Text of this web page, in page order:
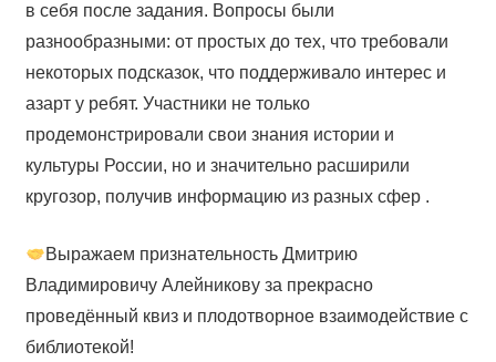
в себя после задания. Вопросы были
разнообразными: от простых до тех, что требовали
некоторых подсказок, что поддерживало интерес и
азарт у ребят. Участники не только
продемонстрировали свои знания истории и
культуры России, но и значительно расширили
кругозор, получив информацию из разных сфер .
Выражаем признательность Дмитрию
Владимировичу Алейникову за прекрасно
проведённый квиз и плодотворное взаимодействие с
библиотекой!